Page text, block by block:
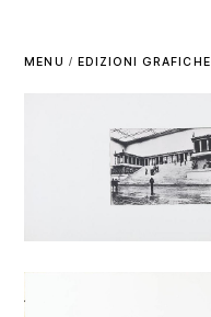
MENU / EDIZIONI GRAFICHE